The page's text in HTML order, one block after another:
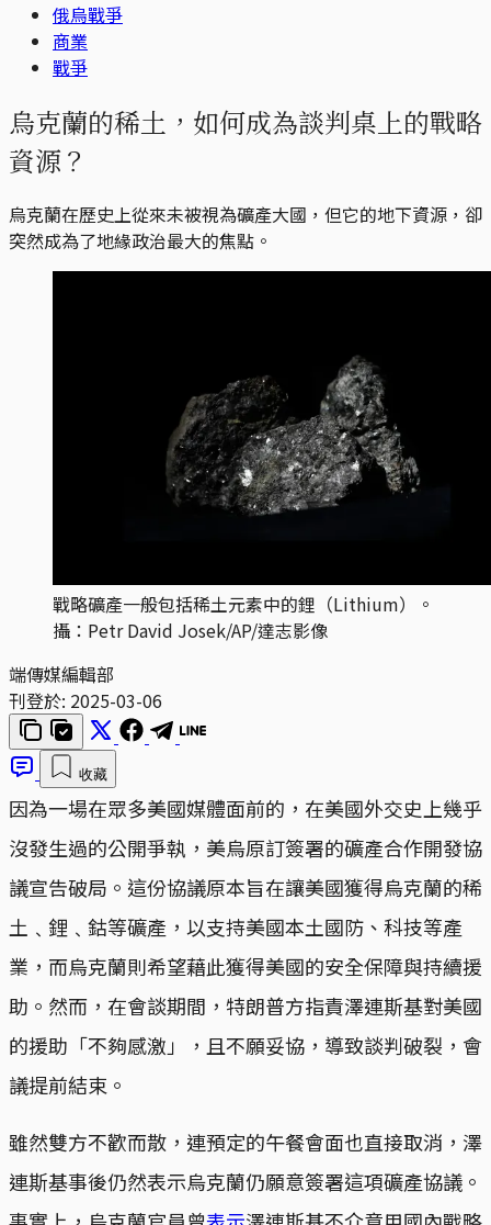
俄烏戰爭
商業
戰爭
烏克蘭的稀土，如何成為談判桌上的戰略
資源？
烏克蘭在歷史上從來未被視為礦產大國，但它的地下資源，卻
突然成為了地緣政治最大的焦點。
戰略礦產一般包括稀土元素中的鋰（Lithium）。
攝：Petr David Josek/AP/達志影像
端傳媒編輯部
刊登於: 2025-03-06
收藏
因為一場在眾多美國媒體面前的，在美國外交史上幾乎
沒發生過的公開爭執，美烏原訂簽署的礦產合作開發協
議宣告破局。這份協議原本旨在讓美國獲得烏克蘭的稀
土﹑鋰﹑鈷等礦產，以支持美國本土國防、科技等產
業，而烏克蘭則希望藉此獲得美國的安全保障與持續援
助。然而，在會談期間，特朗普方指責澤連斯基對美國
的援助「不夠感激」，且不願妥協，導致談判破裂，會
議提前結束。
雖然雙方不歡而散，連預定的午餐會面也直接取消，澤
連斯基事後仍然表示烏克蘭仍願意簽署這項礦產協議。